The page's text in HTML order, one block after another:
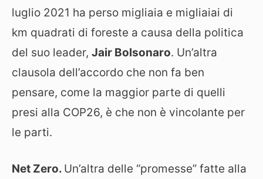
luglio 2021 ha perso migliaia e migliaiai di
km quadrati di foreste a causa della politica
del suo leader, Jair Bolsonaro. Un’altra
clausola dell’accordo che non fa ben
pensare, come la maggior parte di quelli
presi alla COP26, è che non è vincolante per
le parti.
Net Zero. Un’altra delle “promesse” fatte alla